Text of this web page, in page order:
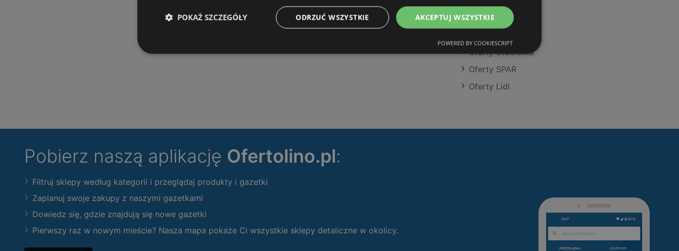
Oferty Makro
Oferty Stokrotka
Oferty SPAR
Oferty Lidl
Pobierz naszą aplikację Ofertolino.pl:
Filtruj sklepy według kategorii i przeglądaj produkty i gazetki
Zaplanuj swoje zakupy z naszymi gazetkami
Dowiedz się, gdzie znajdują się nowe gazetki
Pierwszy raz w nowym mieście? Nasza mapa pokaże Ci wszystkie sklepy detaliczne w okolicy.
AKCEPTUJ WSZYSTKIE
ODRZUĆ WSZYSTKIE
POKAŻ SZCZEGÓŁY
POWERED BY COOKIESCRIPT